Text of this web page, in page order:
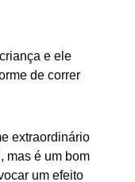
e ele
de correr
extraordinário
mas é um bom
um efeito